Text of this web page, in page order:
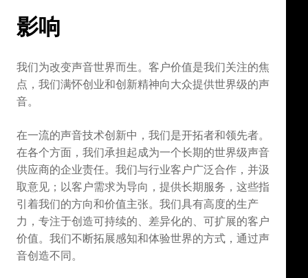
影响
我们为改变声音世界而生。客户价值是我们关注的焦
点，我们满怀创业和创新精神向大众提供世界级的声
音。
在一流的声音技术创新中，我们是开拓者和领先者。
在各个方面，我们承担起成为一个长期的世界级声音
供应商的企业责任。我们与行业客户广泛合作，并汲
取意见；以客户需求为导向，提供长期服务，这些指
引着我们的方向和价值主张。我们具有高度的生产
力，专注于创造可持续的、差异化的、可扩展的客户
价值。我们不断拓展感知和体验世界的方式，通过声
音创造不同。